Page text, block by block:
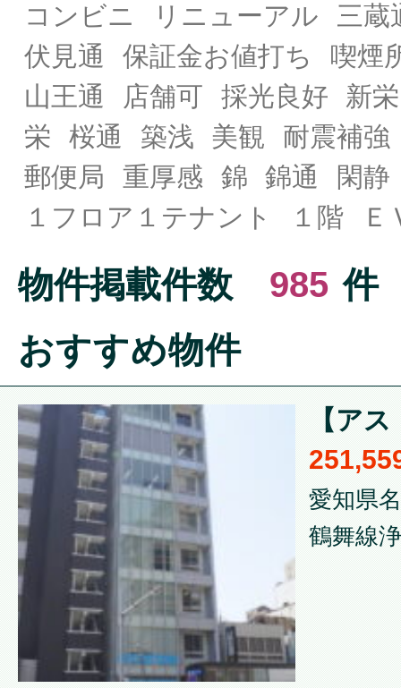
コンビニ
リニューアル
三蔵
伏見通
保証金お値打ち
喫煙
山王通
店舗可 採光良好
新栄
栄
桜通 築浅 美観
耐震補強
郵便局
重厚感 錦 錦通
閑静
１フロア１テナント
１階 Ｅ
物件掲載件数 985 件
おすすめ物件
【ア
愛知県
鶴舞線